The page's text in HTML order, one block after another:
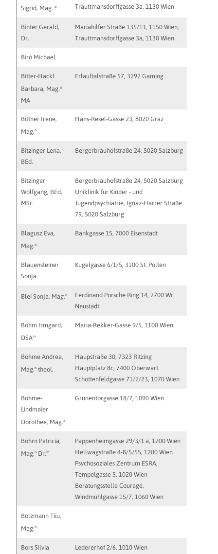
Sigrid, Mag. a
Trauttmansdorffgasse 3a, 1130 Wien
Binter Gerald,
Dr.
Mariahilfer Straße 135/11, 1150 Wien,
Trauttmansdorffgasse 3a, 1130 Wien
Biró Michael
Bitter-Hackl
Barbara, Mag.a,
MA
Erlauftalstraße 57, 3292 Gaming
Bittner Irene,
Mag.a
Hans-Resel-Gasse 23, 8020 Graz
Bitzinger Lena,
BEd.
Bergerbräuhofstraße 24, 5020 Salzburg
Bitzinger
Wolfgang, BEd,
MSc
Bergerbräuhofstraße 24, 5020 Salzburg
Uniklinik für Kinder - und
Jugendpsychiatrie, Ignaz-Harrer Straße
79, 5020 Salzburg
Blagusz Eva,
Mag.a
Bankgasse 15, 7000 Eisenstadt
Blauensteiner
Sonja
Kugelgasse 6/1/5, 3100 St. Pölten
Blei Sonja, Mag.a
Ferdinand Porsche Ring 14, 2700 Wr.
Neustadt
Böhm Irmgard,
DSAin
Maria-Rekker-Gasse 9/5, 1100 Wien
Böhme Andrea,
Mag.atheol.
Haupstraße 30, 7323 Ritzing
Hauptplatz 8c, 7400 Oberwart
Schottenfeldgasse 71/2/23, 1070 Wien
Böhme-
Lindmaier
Dorothee, Mag.a
Grünentorgasse 18/7, 1090 Wien
Bohrn Patricia,
Mag.aDr.in
Pappenheimgasse 29/3/1 a, 1200 Wien
Hellwagstraße 4-8/5/55, 1200 Wien
Psychosoziales Zentrum ESRA,
Tempelgasse 5, 1020 Wien
Beratungsstelle Courage,
Windmühlgasse 15/7, 1060 Wien
Bolzmann Tiiu,
Mag.a
Bors Silvia
Ledererhof 2/6, 1010 Wien